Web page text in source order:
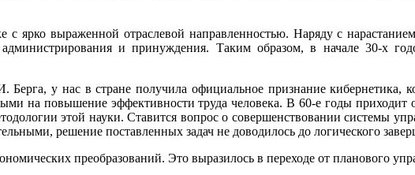
ярко выраженной отраслевой направленностью. Наряду с
и принуждения. Таким образом, в начале 30-х
у нас в стране получила официальное признание кибернетика,
на повышение эффективности труда человека. В 60-е годы приходит
этой науки. Ставится вопрос о совершенствовании системы
решение поставленных задач не доводилось до логического
преобразований. Это выразилось в переходе от планового